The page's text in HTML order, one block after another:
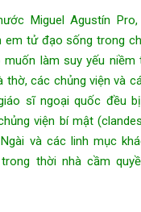
Miguel Agustín Pro,
em tử đạo sống trong
muốn làm suy yếu niềm
thờ, các chủng viện và
sĩ ngoại quốc đều
viện bí mật
và các linh mục
thời nhà cầm